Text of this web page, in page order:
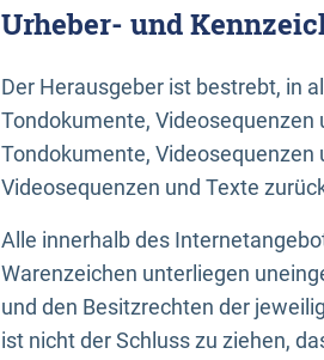
Urheber- und
Der Herausgeber ist bestrebt, in
Tondokumente,
Tondokumente,
Videosequenzen und Texte
Alle innerhalb des
Warenzeichen unterliegen
und den Besitzrechten der
ist nicht der Schluss zu ziehen,